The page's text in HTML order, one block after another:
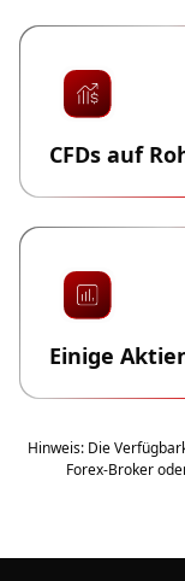
CFDs auf
Einige
Hinweis: Die
Forex-Broker